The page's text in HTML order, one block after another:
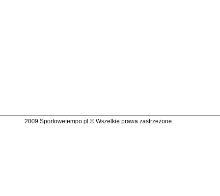
2009 Sportowetempo.pl © Wszelkie prawa zastrzeżone